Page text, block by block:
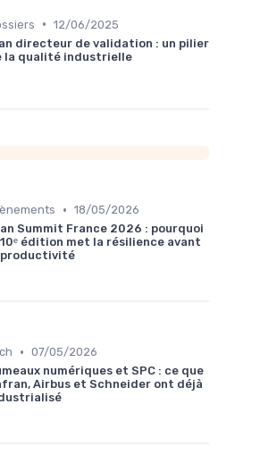
• 12/06/2025
directeur de validation : un pilier
la qualité industrielle
• 18/05/2026
Summit France 2026 : pourquoi
édition met la résilience avant
productivité
• 07/05/2026
numériques et SPC : ce que
Airbus et Schneider ont déjà